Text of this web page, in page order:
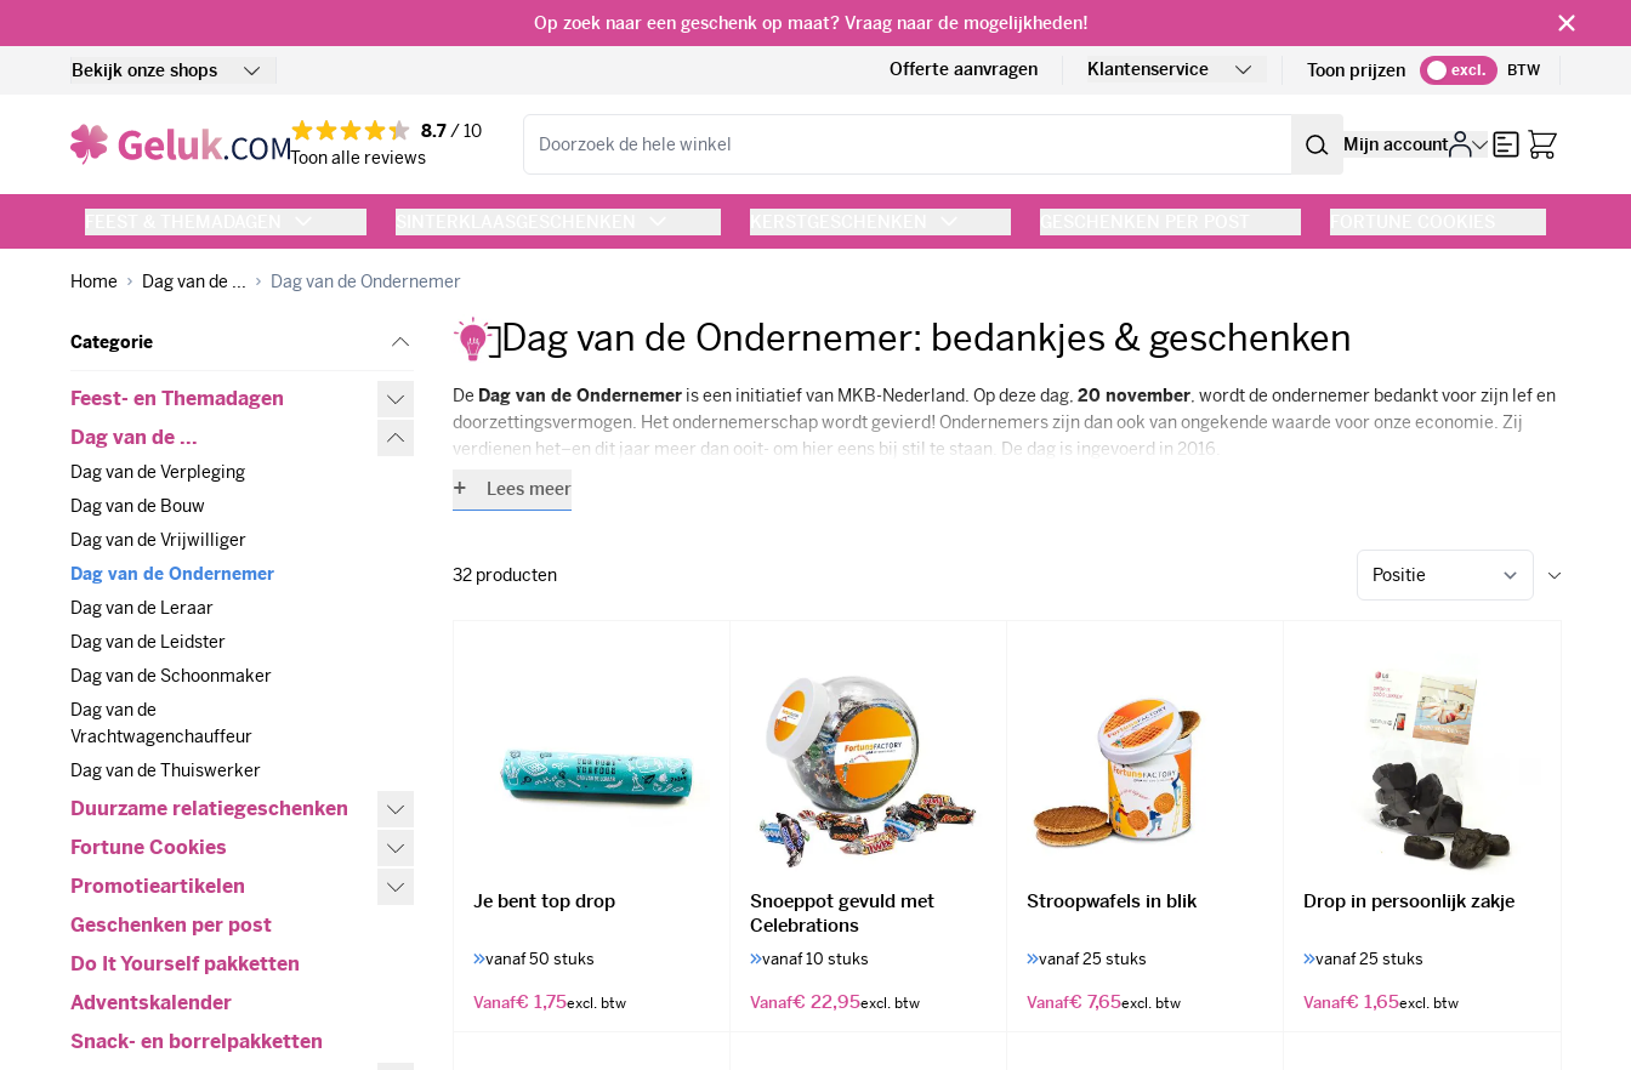
Op zoek naar een geschenk op maat? Vraag naar de mogelijkheden!
Bekijk onze shops Offerte aanvragen Klantenservice Toon prijzen excl. BTW
8.7/ 10
Toon alle reviews
Mijn account
Offerte
Home Dag van de ... Dag van de Ondernemer
Categorie
Feest- en Themadagen
Feest- en Themadagen
Dag van de ...
Dag van de ...
Dag van de Verpleging
Dag van de Verpleging
Dag van de Bouw
Dag van de Bouw
Dag van de Vrijwilliger
Dag van de Vrijwilliger
Dag van de Ondernemer
Dag van de Ondernemer
Dag van de Leraar
Dag van de Leraar
Dag van de Leidster
Dag van de Leidster
Dag van de Schoonmaker
Dag van de Schoonmaker
Dag van de Vrachtwagenchauffeur
Dag van de
Vrachtwagenchauffeur
Dag van de Thuiswerker
Dag van de Thuiswerker
Duurzame relatiegeschenken
Duurzame relatiegeschenken
Fortune Cookies
Fortune Cookies
Promotieartikelen
Promotieartikelen
Geschenken per post
Geschenken per post
Do It Yourself pakketten
Do It Yourself pakketten
Adventskalender
Adventskalender
Snack- en borrelpakketten
Snack- en borrelpakketten
Dag van de Ondernemer: bedankjes & geschenken
De Dag van de Ondernemer is een initiatief van MKB-Nederland. Op deze dag, 20 november, wordt de ondernemer bedankt voor zijn lef en
doorzettingsvermogen. Het ondernemerschap wordt gevierd! Ondernemers zijn dan ook van ongekende waarde voor onze economie. Zij
verdienen het–en dit jaar meer dan ooit- om hier eens bij stil te staan. De dag is ingevoerd in 2016.
Voor de Dag van de Ondernemer hebben we een
Lees meer
32 producten
Je bent top drop
vanaf 50 stuks
Vanaf€ 1,75
Snoeppot gevuld met
Celebrations
vanaf 10 stuks
Vanaf€ 22,95
Stroopwafels in blik
vanaf 25 stuks
Vanaf€ 7,65
Drop in persoonlijk zakje
vanaf 25 stuks
Vanaf€ 1,65